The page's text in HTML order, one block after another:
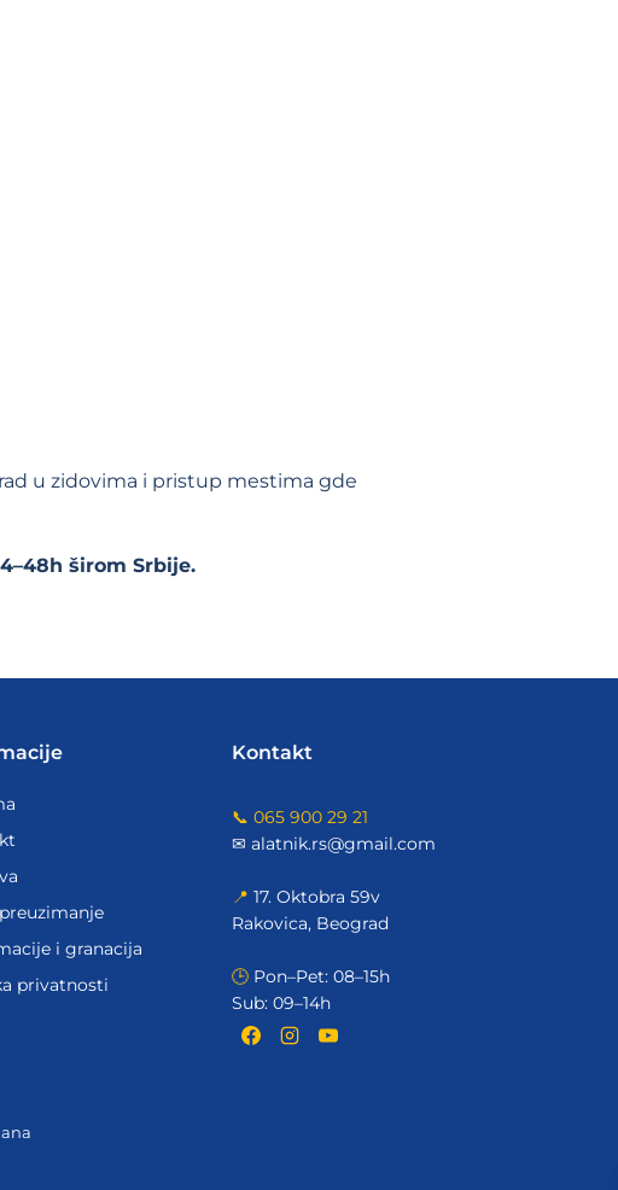
u zidovima i pristup mestima gde
širom Srbije.
i granacija
privatnosti
Kontakt
📞 065 900 29 21
✉ alatnik.rs@gmail.com
📍 17. Oktobra 59v
Rakovica, Beograd
🕒 Pon–Pet: 08–15h
Sub: 09–14h